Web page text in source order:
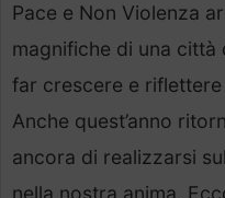
Pace e Non Violenza
magnifiche di una città
far crescere e
Anche quest’anno
ancora di realizzarsi
nella nostra anima.